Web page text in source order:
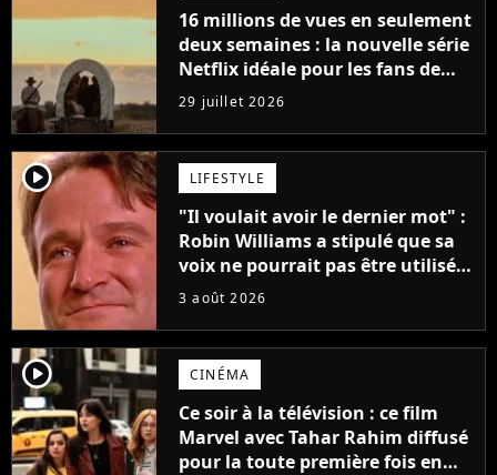
16 millions de vues en seulement
deux semaines : la nouvelle série
Netflix idéale pour les fans de
Yellowstone
29 juillet 2026
player2 LIFESTYLE
"Il voulait avoir le dernier mot" :
Robin Williams a stipulé que sa
voix ne pourrait pas être utilisée
avant 2039, pourtant Disney
inédits
3 août 2026
player2 CINÉMA
Ce soir à la télévision : ce film
Marvel avec Tahar Rahim diffusé
pour la toute première fois en